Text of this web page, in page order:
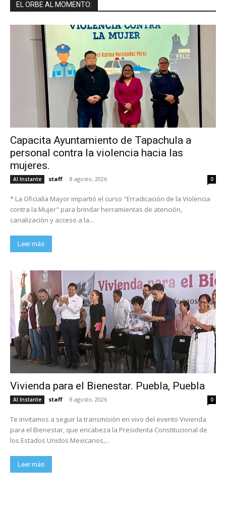
EL ORBE AL MOMENTO:
Capacita Ayuntamiento de Tapachula a
personal contra la violencia hacia las
mujeres.
Al Instante staff - 8 agosto, 2026 0
* La Oficialía Mayor impartió el curso "Erradicación de la Violencia
contra la Mujer" para brindar herramientas de atención,
canalización y acceso a la...
Leer más
Vivienda para el Bienestar. Puebla, Puebla
Al Instante staff - 8 agosto, 2026 0
Te invitamos a seguir la transmisión en vivo del evento Vivienda
para el Bienestar, que encabeza la Presidenta Constitucional de
los Estados Unidos Mexicanos,...
Leer más